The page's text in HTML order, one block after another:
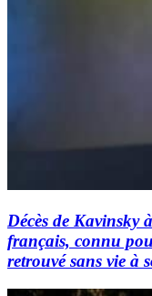
Décès de Kavinsky
français, connu
retrouvé sans vie à